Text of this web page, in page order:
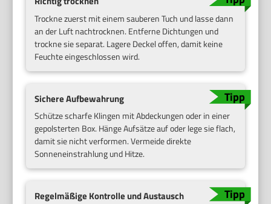
Trockne zuerst mit einem sauberen Tuch und lasse dann
an der Luft nachtrocknen. Entferne Dichtungen und
trockne sie separat. Lagere Deckel offen, damit keine
Feuchte eingeschlossen wird.
Sichere Aufbewahrung
Schütze scharfe Klingen mit Abdeckungen oder in einer
gepolsterten Box. Hänge Aufsätze auf oder lege sie flach,
damit sie nicht verformen. Vermeide direkte
Sonneneinstrahlung und Hitze.
Regelmäßige Kontrolle und Austausch